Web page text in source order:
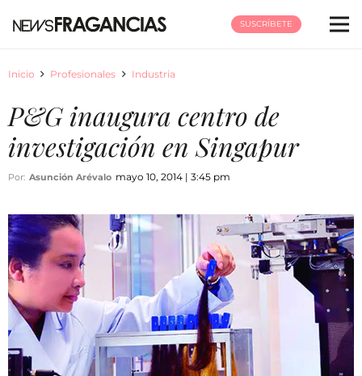
SUSCRÍBETE
Inicio Profesionales Industria
P&G inaugura centro de
investigación en Singapur
Por: Asunción Arévalo mayo 10, 2014 | 3:45 pm